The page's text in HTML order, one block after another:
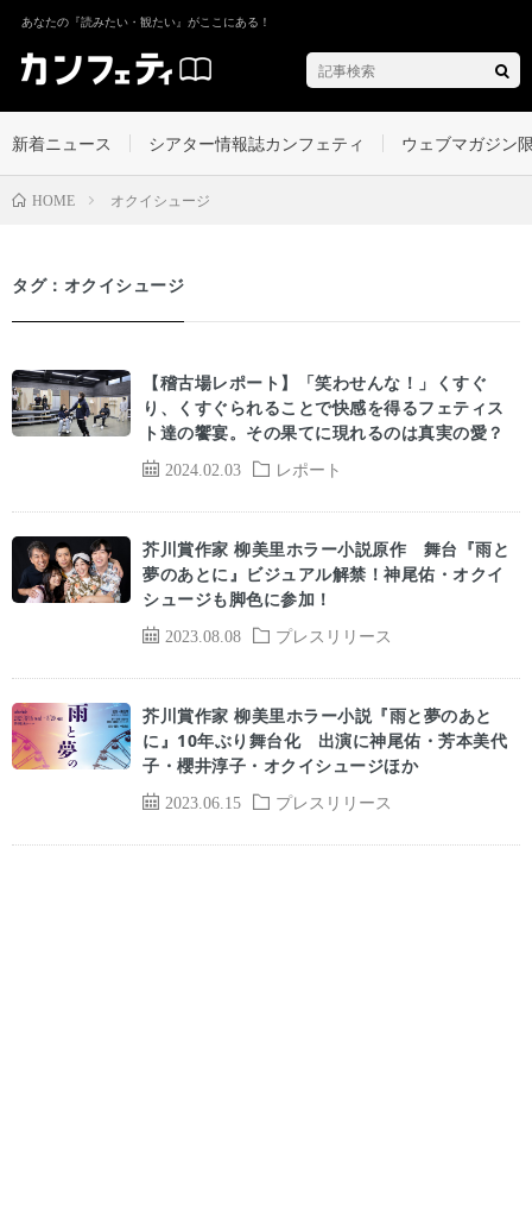
あなたの『読みたい・観たい』がここにある！
新着ニュース シアター情報誌カンフェティ ウェブマガジン
HOME オクイシュージ
タグ：オクイシュージ
2024.02.03 レポート
【稽古場レポート】「笑わせんな！」くすぐ
り、くすぐられることで快感を得るフェティス
ト達の饗宴。その果てに現れるのは真実の愛？
2023.08.08 プレスリリース
芥川賞作家 柳美里ホラー小説原作 舞台『雨と
夢のあとに』ビジュアル解禁！神尾佑・オクイ
シュージも脚色に参加！
2023.06.15 プレスリリース
芥川賞作家 柳美里ホラー小説『雨と夢のあと
に』10年ぶり舞台化 出演に神尾佑・芳本美代
子・櫻井淳子・オクイシュージほか